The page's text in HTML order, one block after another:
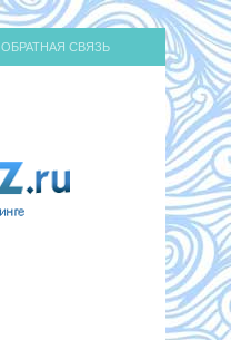
ОБРАТНАЯ СВЯЗЬ